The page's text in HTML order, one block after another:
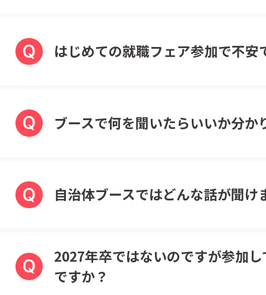
Q はじめての就職フェア参加で不安
Q ブースで何を聞いたらいいか分か
Q 自治体ブースではどんな話が聞け
Q
2027年卒ではないのですが参加
ですか？